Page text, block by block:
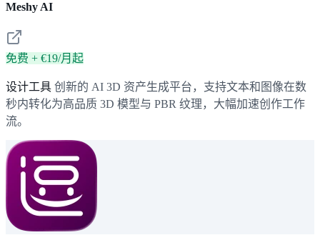
Meshy AI
免费 + €19/月起
设计工具 创新的 AI 3D 资产生成平台，支持文本和图像在数
秒内转化为高品质 3D 模型与 PBR 纹理，大幅加速创作工作
流。